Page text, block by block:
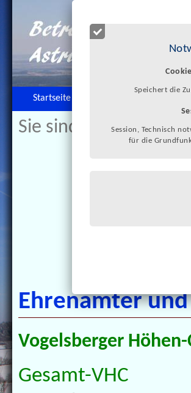
Speichert die
Session, Technisch
für die
Startseite
Sie sind hier:>>
Ehrenämter
Vogelsberger Höhen-
Gesamt-